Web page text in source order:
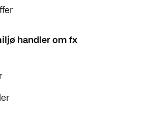
handler om fx